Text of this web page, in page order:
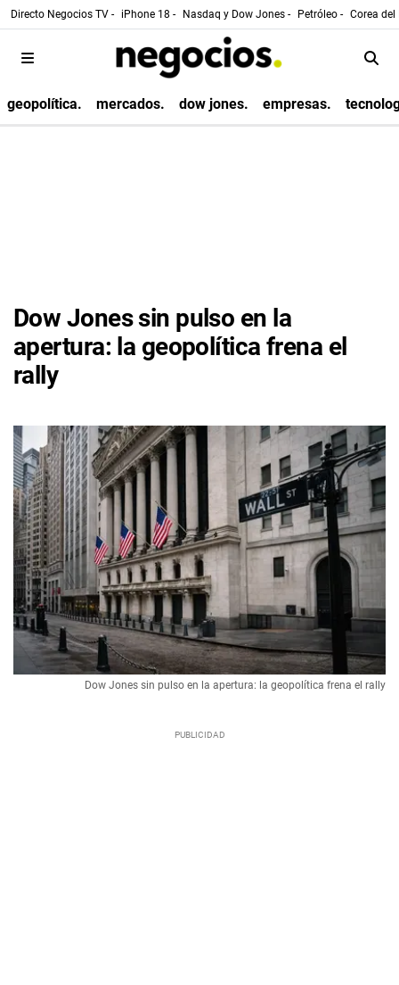
Directo Negocios TV - iPhone 18 - Nasdaq y Dow Jones - Petróleo - Corea
geopolítica. mercados. dow jones. empresas.
Dow Jones sin pulso en la
apertura: la geopolítica frena el
rally
Dow Jones sin pulso en la apertura: la geopolítica frena el rally